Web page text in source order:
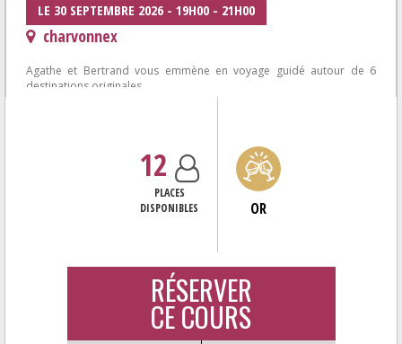
LE 30 SEPTEMBRE 2026 - 19H00 - 21H00
charvonnex
Agathe et Bertrand vous emmène en voyage guidé autour de 6
destinations originales
où surprises et gourmandises vous attendent à chaque étape...
12
PLACES
DISPONIBLES
OR
RÉSERVER
CE COURS